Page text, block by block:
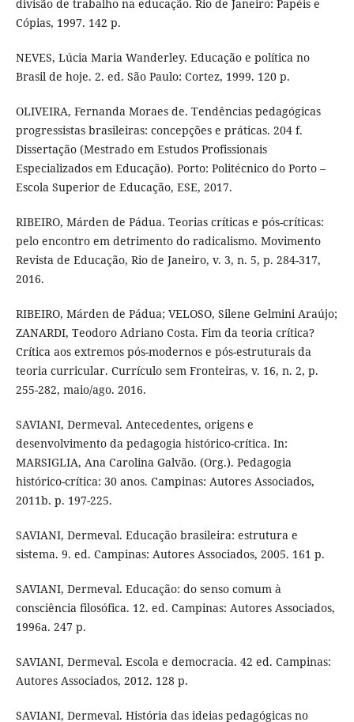
divisão de trabalho na educação. Rio de Janeiro: Papéis e
Cópias, 1997. 142 p.
NEVES, Lúcia Maria Wanderley. Educação e política no
Brasil de hoje. 2. ed. São Paulo: Cortez, 1999. 120 p.
OLIVEIRA, Fernanda Moraes de. Tendências pedagógicas
progressistas brasileiras: concepções e práticas. 204 f.
Dissertação (Mestrado em Estudos Profissionais
Especializados em Educação). Porto: Politécnico do Porto –
Escola Superior de Educação, ESE, 2017.
RIBEIRO, Márden de Pádua. Teorias críticas e pós-críticas:
pelo encontro em detrimento do radicalismo. Movimento
Revista de Educação, Rio de Janeiro, v. 3, n. 5, p. 284-317,
2016.
RIBEIRO, Márden de Pádua; VELOSO, Silene Gelmini Araújo;
ZANARDI, Teodoro Adriano Costa. Fim da teoria crítica?
Crítica aos extremos pós-modernos e pós-estruturais da
teoria curricular. Currículo sem Fronteiras, v. 16, n. 2, p.
255-282, maio/ago. 2016.
SAVIANI, Dermeval. Antecedentes, origens e
desenvolvimento da pedagogia histórico-crítica. In:
MARSIGLIA, Ana Carolina Galvão. (Org.). Pedagogia
histórico-crítica: 30 anos. Campinas: Autores Associados,
2011b. p. 197-225.
SAVIANI, Dermeval. Educação brasileira: estrutura e
sistema. 9. ed. Campinas: Autores Associados, 2005. 161 p.
SAVIANI, Dermeval. Educação: do senso comum à
consciência filosófica. 12. ed. Campinas: Autores Associados,
1996a. 247 p.
SAVIANI, Dermeval. Escola e democracia. 42 ed. Campinas:
Autores Associados, 2012. 128 p.
SAVIANI, Dermeval. História das ideias pedagógicas no